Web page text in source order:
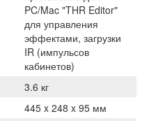
PC/Mac "THR Editor"
для управления
эффектами, загрузки
IR (импульсов
кабинетов)
3.6 кг
445 x 248 x 95 мм